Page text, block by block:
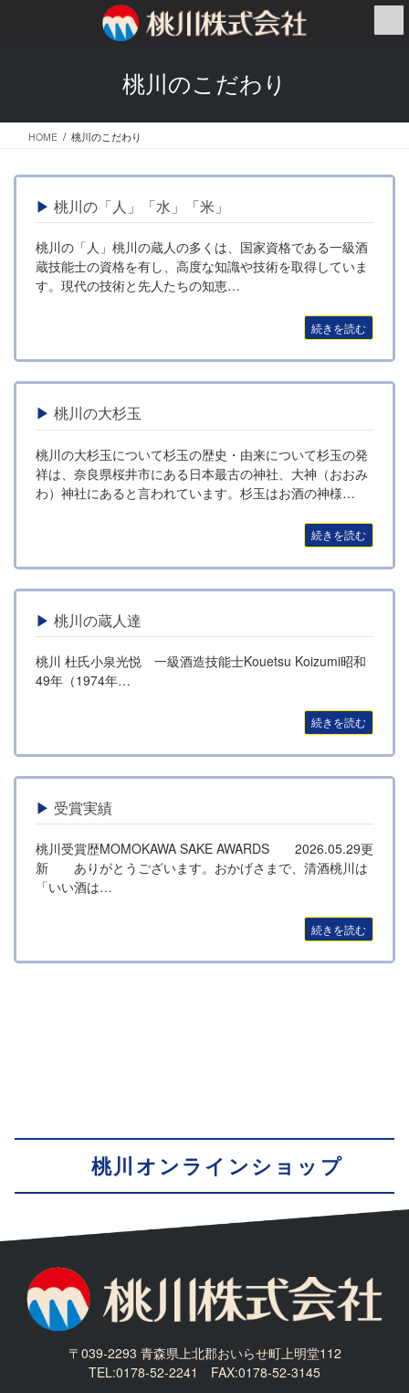
ス
ン
桃川のこだわり
HOME 桃川のこだわり
桃川の「人」「水」「米」
桃川の「人」桃川の蔵人の多くは、国家資格である一級酒
蔵技能士の資格を有し、高度な知識や技術を取得していま
す。現代の技術と先人たちの知恵…
続きを読む
桃川の大杉玉
桃川の大杉玉について杉玉の歴史・由来について杉玉の発
祥は、奈良県桜井市にある日本最古の神社、大神（おおみ
わ）神社にあると言われています。杉玉はお酒の神様…
続きを読む
桃川の蔵人達
桃川 杜氏小泉光悦 一級酒造技能士Kouetsu Koizumi昭和
49年（1974年…
続きを読む
受賞実績
桃川受賞歴MOMOKAWA SAKE AWARDS 2026.05.29更
新 ありがとうございます。おかげさまで、清酒桃川は
「いい酒は…
続きを読む
桃川オンラインショップ
〒039-2293 青森県上北郡おいらせ町上明堂112
TEL:0178-52-2241 FAX:0178-52-3145